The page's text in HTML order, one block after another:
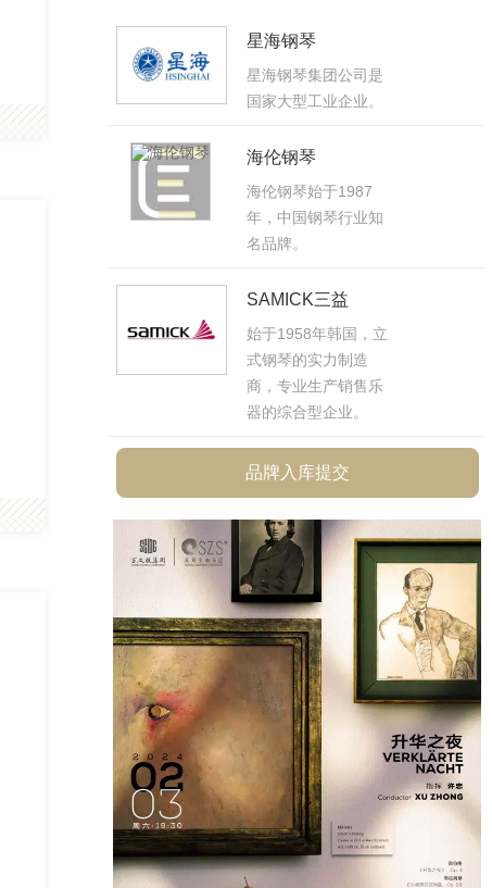
YOUNG CHANG英昌
YOUNG CHANG英
昌始创于1956年韩
全球分销以及为自身
品牌入库提交